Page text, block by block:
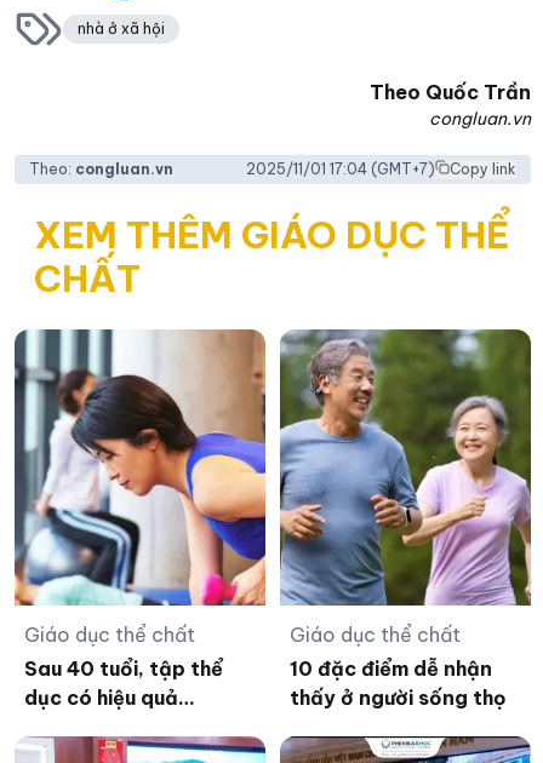
nhà ở xã hội
Theo Quốc Trần
congluan.vn
Theo: congluan.vn 2025/11/01 17:04(GMT+7) Copy link
XEM THÊM GIÁO DỤC THỂ
CHẤT
Giáo dục thể chất
Sau 40 tuổi, tập thể
dục có hiệu quả
Giáo dục thể chất
10 đặc điểm dễ nhận
thấy ở người sống thọ